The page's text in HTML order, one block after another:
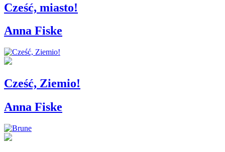
Cześć, miasto!
Anna Fiske
Cześć, Ziemio!
Anna Fiske